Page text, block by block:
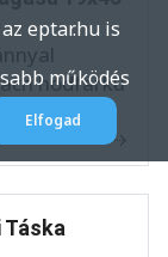
hódfarkú
...
eptar.hu is
működés
Elfogad